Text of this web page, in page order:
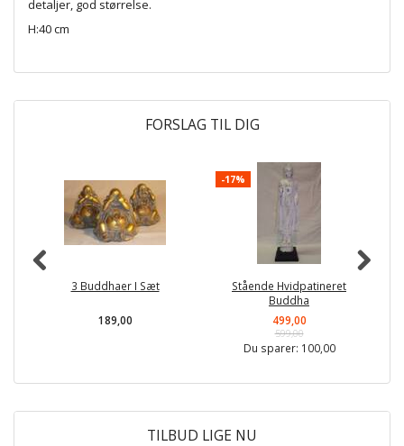
detaljer, god størrelse.
H:40 cm
FORSLAG TIL DIG
3 Buddhaer I Sæt
189,00
-17%
Stående Hvidpatineret
Buddha
499,00
599,00
Du sparer: 100,00
TILBUD LIGE NU